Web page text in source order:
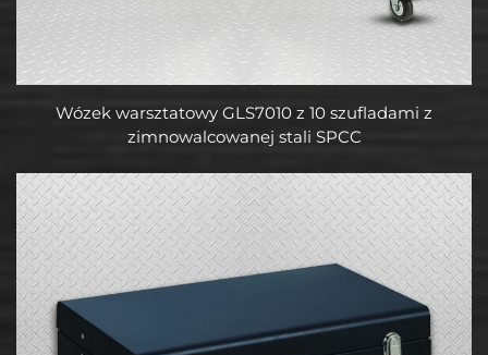
Wózek warsztatowy GLS7010 z 10 szufladami z
zimnowalcowanej stali SPCC